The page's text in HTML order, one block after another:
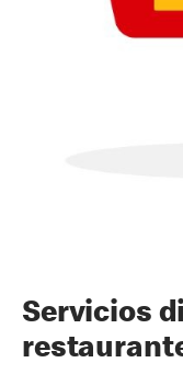
Servicios